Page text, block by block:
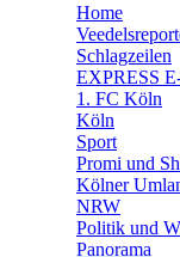
Home
Schlagzeilen
EXPRESS
1. FC Köln
Köln
Sport
Promi und
Kölner
NRW
Politik und
Panorama